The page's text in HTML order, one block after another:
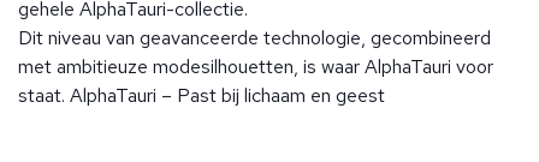
gehele AlphaTauri-collectie.
Dit niveau van geavanceerde technologie, gecombineerd
met ambitieuze modesilhouetten, is waar AlphaTauri voor
staat. AlphaTauri – Past bij lichaam en geest